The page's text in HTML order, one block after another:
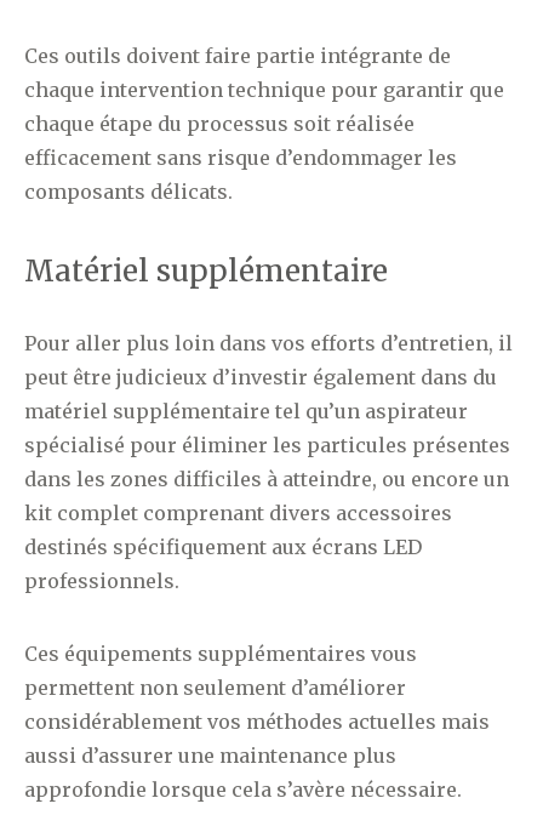
Ces outils doivent faire partie intégrante de
chaque intervention technique pour garantir que
chaque étape du processus soit réalisée
efficacement sans risque d’endommager les
composants délicats.
Matériel supplémentaire
Pour aller plus loin dans vos efforts d’entretien, il
peut être judicieux d’investir également dans du
matériel supplémentaire tel qu’un aspirateur
spécialisé pour éliminer les particules présentes
dans les zones difficiles à atteindre, ou encore un
kit complet comprenant divers accessoires
destinés spécifiquement aux écrans LED
professionnels.
Ces équipements supplémentaires vous
permettent non seulement d’améliorer
considérablement vos méthodes actuelles mais
aussi d’assurer une maintenance plus
approfondie lorsque cela s’avère nécessaire.